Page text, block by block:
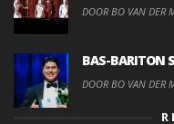
DOOR BO VAN DER
BAS-BARITON
DOOR BO VAN DER